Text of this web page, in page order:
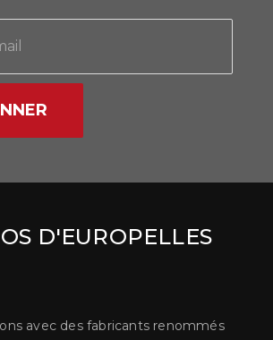
D'EUROPELLES
avec des fabricants renommés